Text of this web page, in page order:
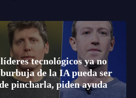
tecnológicos ya no
de la IA pueda ser
pincharla, piden ayuda